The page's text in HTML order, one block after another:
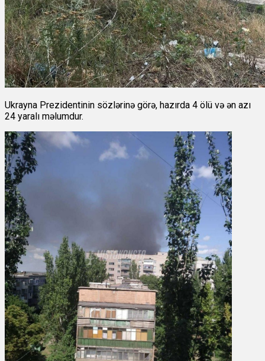
Ukrayna Prezidentinin sözlərinə görə, hazırda 4 ölü və ən azı
24 yaralı məlumdur.